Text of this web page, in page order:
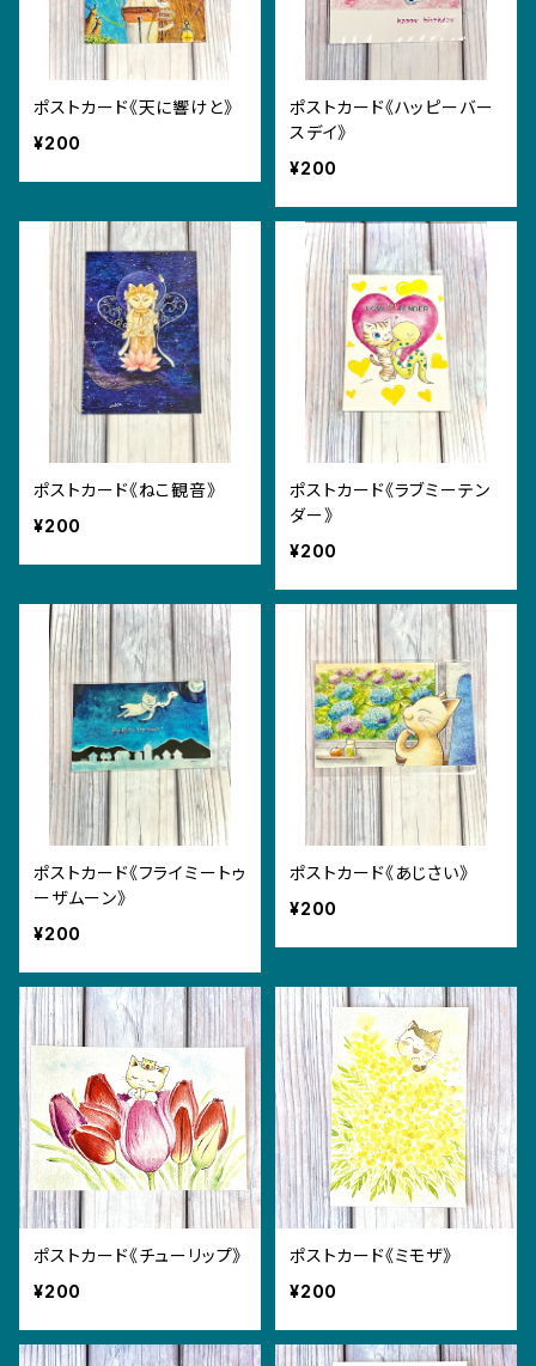
ポストカード《天に響けと》
¥200
ポストカード《ハッピーバー
スデイ》
¥200
ポストカード《ねこ観音》
¥200
ポストカード《ラブミーテン
ダー》
¥200
ポストカード《フライミートゥ
ーザムーン》
¥200
ポストカード《あじさい》
¥200
ポストカード《チューリップ》
¥200
ポストカード《ミモザ》
¥200